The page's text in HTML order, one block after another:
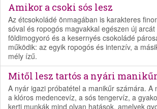
Amikor a csoki sós lesz
Az étcsokoládé önmagában is karakteres
sóval és ropogós magvakkal egészen új
földimogyoró és a kesernyés csokoládé
működik: az egyik ropogós és intenzív, a
mély ízű.
Mitől lesz tartós a nyári
A nyár igazi próbatétel a manikűr számára. A
a klóros medencevíz, a sós tengervíz, a
kerti munkák mind olyan hatások, amelyek